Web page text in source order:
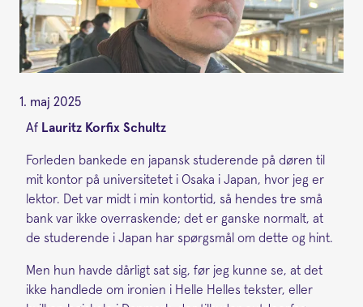
1. maj 2025
Af Lauritz Korfix Schultz
Forleden bankede en japansk studerende på døren til
mit kontor på universitetet i Osaka i Japan, hvor jeg er
lektor. Det var midt i min kontortid, så hendes tre små
bank var ikke overraskende; det er ganske normalt, at
de studerende i Japan har spørgsmål om dette og hint.
Men hun havde dårligt sat sig, før jeg kunne se, at det
ikke handlede om ironien i Helle Helles tekster, eller